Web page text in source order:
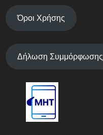
Όροι Χρήσης
Δήλωση Συμμόρφωσης